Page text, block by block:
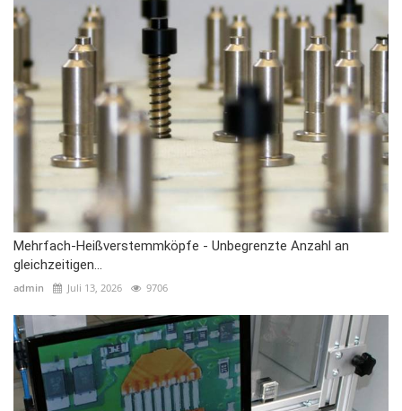
Mehrfach-Heißverstemmköpfe - Unbegrenzte Anzahl an
gleichzeitigen...
admin Juli 13, 2026 9706